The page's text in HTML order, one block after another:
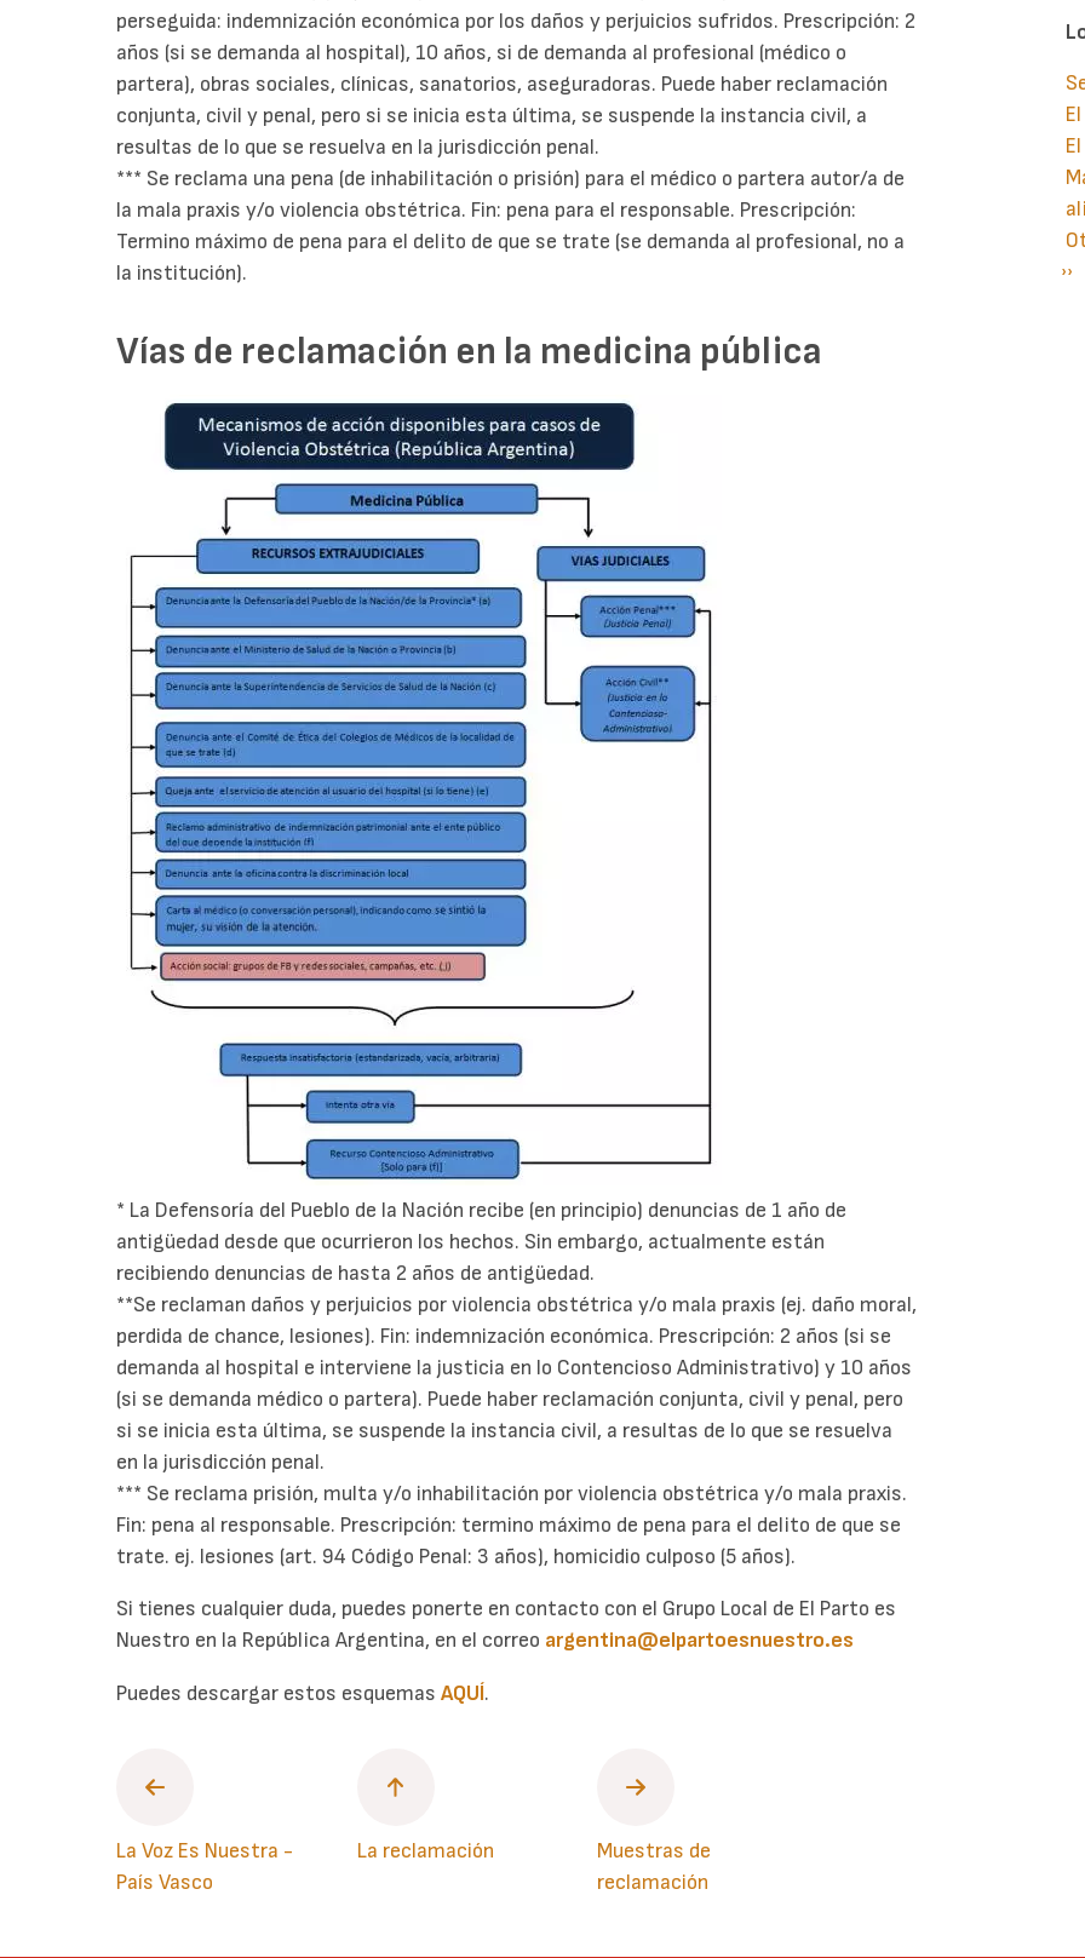
perseguida: indemnización económica por los daños y perjuicios sufridos. Prescripción: 2
años (si se demanda al hospital), 10 años, si de demanda al profesional (médico o
partera), obras sociales, clínicas, sanatorios, aseguradoras. Puede haber reclamación
conjunta, civil y penal, pero si se inicia esta última, se suspende la instancia civil, a
resultas de lo que se resuelva en la jurisdicción penal.
*** Se reclama una pena (de inhabilitación o prisión) para el médico o partera autor/a de
la mala praxis y/o violencia obstétrica. Fin: pena para el responsable. Prescripción:
Termino máximo de pena para el delito de que se trate (se demanda al profesional, no a
la institución).
Vías de reclamación en la medicina pública
* La Defensoría del Pueblo de la Nación recibe (en principio) denuncias de 1 año de
antigüedad desde que ocurrieron los hechos. Sin embargo, actualmente están
recibiendo denuncias de hasta 2 años de antigüedad.
**Se reclaman daños y perjuicios por violencia obstétrica y/o mala praxis (ej. daño moral,
perdida de chance, lesiones). Fin: indemnización económica. Prescripción: 2 años (si se
demanda al hospital e interviene la justicia en lo Contencioso Administrativo) y 10 años
(si se demanda médico o partera). Puede haber reclamación conjunta, civil y penal, pero
si se inicia esta última, se suspende la instancia civil, a resultas de lo que se resuelva
en la jurisdicción penal.
*** Se reclama prisión, multa y/o inhabilitación por violencia obstétrica y/o mala praxis.
Fin: pena al responsable. Prescripción: termino máximo de pena para el delito de que se
trate. ej. lesiones (art. 94 Código Penal: 3 años), homicidio culposo (5 años).
Si tienes cualquier duda, puedes ponerte en contacto con el Grupo Local de El Parto es
Nuestro en la República Argentina, en el correo argentina@elpartoesnuestro.es
Puedes descargar estos esquemas AQUÍ.
La Voz Es Nuestra -
País Vasco
La reclamación
Muestras de
reclamación
››